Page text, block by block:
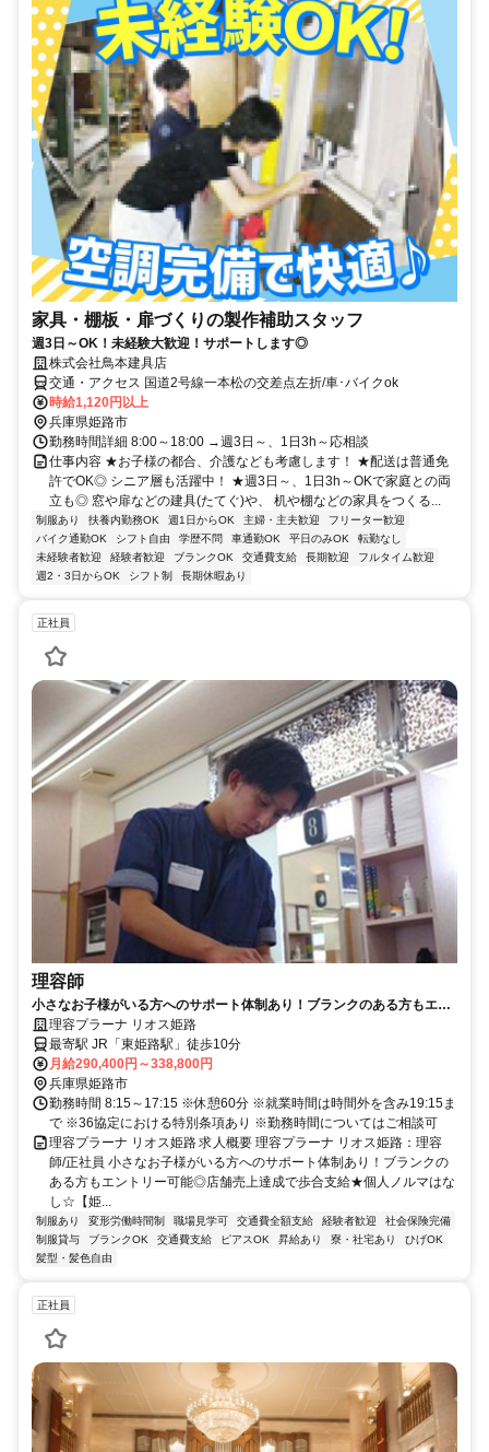
家具・棚板・扉づくりの製作補助スタッフ
週3日～OK！未経験大歓迎！サポートします◎
株式会社鳥本建具店
交通・アクセス 国道2号線一本松の交差点左折/車･バイクok
時給1,120円以上
兵庫県姫路市
勤務時間詳細 8:00～18:00 →週3日～、1日3h～応相談
仕事内容 ★お子様の都合、介護なども考慮します！ ★配送は普通免
許でOK◎ シニア層も活躍中！ ★週3日～、1日3h～OKで家庭との両
立も◎ 窓や扉などの建具(たてぐ)や、 机や棚などの家具をつくる...
制服あり 扶養内勤務OK 週1日からOK 主婦・主夫歓迎
フリーター歓迎
バイク通勤OK
シフト自由 学歴不問 車通勤OK 平日のみOK
転勤なし
未経験者歓迎
経験者歓迎 ブランクOK 交通費支給 長期歓迎
フルタイム歓迎
週2・3日からOK
シフト制 長期休暇あり
正社員
理容師
小さなお子様がいる方へのサポート体制あり！ブランクのある方もエン
トリー可能◎店舗売上達成で歩合支給★個人ノルマはなし☆【姫路市、
理容室、理容師、正社員】
理容プラーナ リオス姫路
最寄駅 JR「東姫路駅」徒歩10分
月給290,400円～338,800円
兵庫県姫路市
勤務時間 8:15～17:15 ※休憩60分 ※就業時間は時間外を含み19:15ま
で ※36協定における特別条項あり ※勤務時間についてはご相談可
理容プラーナ リオス姫路 求人概要 理容プラーナ リオス姫路：理容
師/正社員 小さなお子様がいる方へのサポート体制あり！ブランクの
ある方もエントリー可能◎店舗売上達成で歩合支給★個人ノルマはな
し☆【姫...
制服あり 変形労働時間制 職場見学可 交通費全額支給 経験者歓迎
社会保険完備
制服貸与
ブランクOK 交通費支給 ピアスOK 昇給あり 寮・社宅あり
ひげOK
髪型・髪色自由
正社員